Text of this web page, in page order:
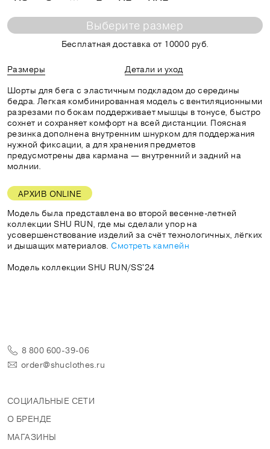
Выберите размер
Бесплатная доставка от 10000 руб.
Размеры
Детали и уход
Шорты для бега с эластичным подкладом до середины
бедра. Легкая комбинированная модель с вентиляционными
разрезами по бокам поддерживает мышцы в тонусе, быстро
сохнет и сохраняет комфорт на всей дистанции. Поясная
резинка дополнена внутренним шнурком для поддержания
нужной фиксации, а для хранения предметов
предусмотрены два кармана — внутренний и задний на
молнии.
АРХИВ ONLINE
Модель была представлена во второй весенне-летней
коллекции SHU RUN, где мы сделали упор на
усовершенствование изделий за счёт технологичных, лёгких
и дышащих материалов. Смотреть кампейн
Модель коллекции SHU RUN/SS'24
8 800 600-39-06
order@shuclothes.ru
СОЦИАЛЬНЫЕ СЕТИ
О БРЕНДЕ
МАГАЗИНЫ